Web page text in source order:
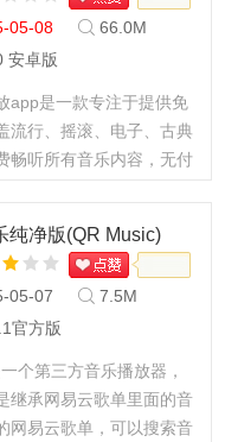
05-08
66.0M
安卓版
app是一款专注于提供免
流行、摇滚、电子、古典
畅听所有音乐内容，无付
纯净版(QR Music)
05-07
7.5M
官方版
个第三方音乐播放器，
继承网易云歌单里面的音
网易云歌单，可以搜索音